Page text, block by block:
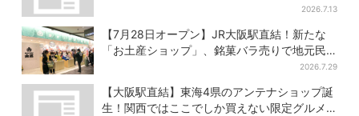
2026.7.13
【7月28日オープン】JR大阪駅直結！新たな
「お土産ショップ」、銘菓バラ売りで地元民
2026.7.29
【大阪駅直結】東海4県のアンテナショップ誕
生！関西ではここでしか買えない限定グルメ